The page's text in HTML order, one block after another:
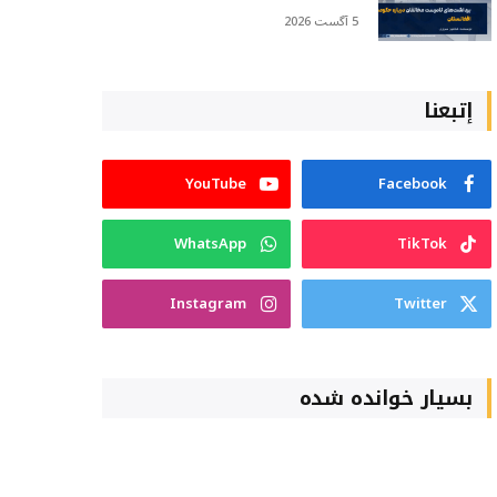
5 آگست 2026
إتبعنا
Facebook
YouTube
TikTok
WhatsApp
Twitter
Instagram
بسیار خوانده شده